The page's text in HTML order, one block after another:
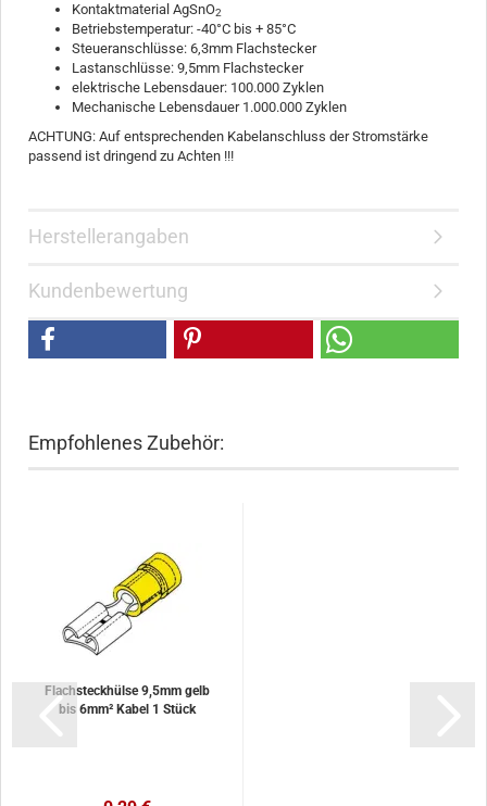
Kontaktmaterial AgSnO2
Betriebstemperatur: -40°C bis + 85°C
Steueranschlüsse: 6,3mm Flachstecker
Lastanschlüsse: 9,5mm Flachstecker
elektrische Lebensdauer: 100.000 Zyklen
Mechanische Lebensdauer 1.000.000 Zyklen
ACHTUNG: Auf entsprechenden Kabelanschluss der Stromstärke
passend ist dringend zu Achten !!!
Herstellerangaben
Kundenbewertung
Empfohlenes Zubehör:
Flachsteckhülse 9,5mm gelb
bis 6mm² Kabel 1 Stück